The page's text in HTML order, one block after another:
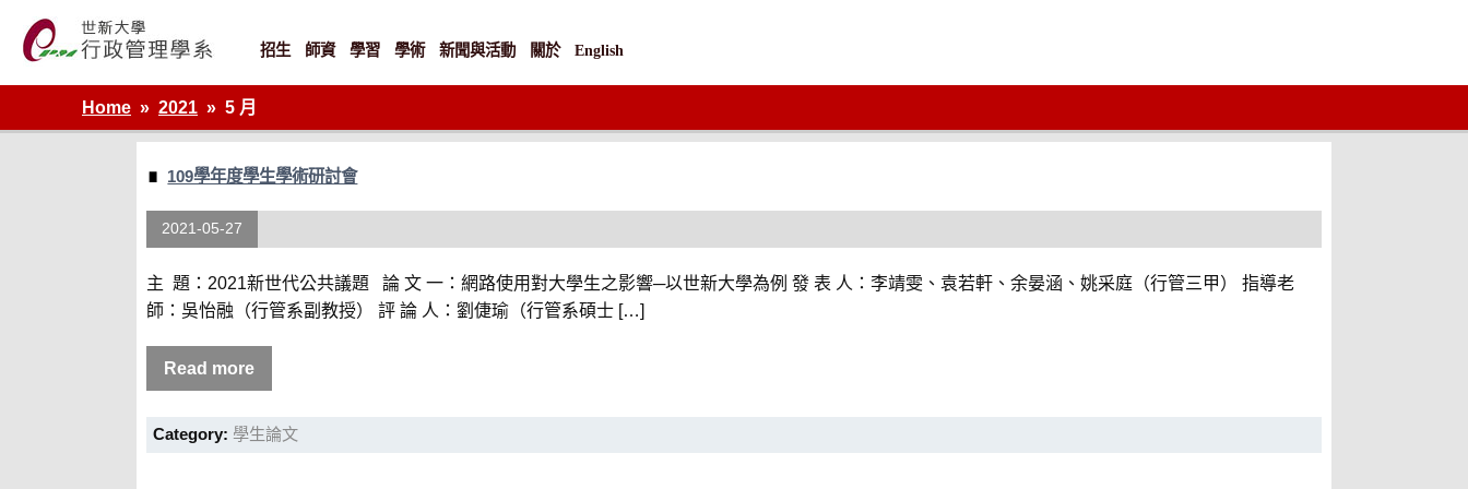
content
世新大學行政管理學系網站
招生 師資 學習 學術 新聞與活動 關於 English
Home 2021 5 月
109學年度學生學術研討會
2021-05-27
主 題：2021新世代公共議題 論 文 一：網路使用對大學生之影響─以世新大學為例 發 表 人：李靖雯、袁若軒、余晏涵、姚采庭（行管三甲） 指導老
師：吳怡融（行管系副教授） 評 論 人：劉倢瑜（行管系碩士 […]
Read more
Category: 學生論文